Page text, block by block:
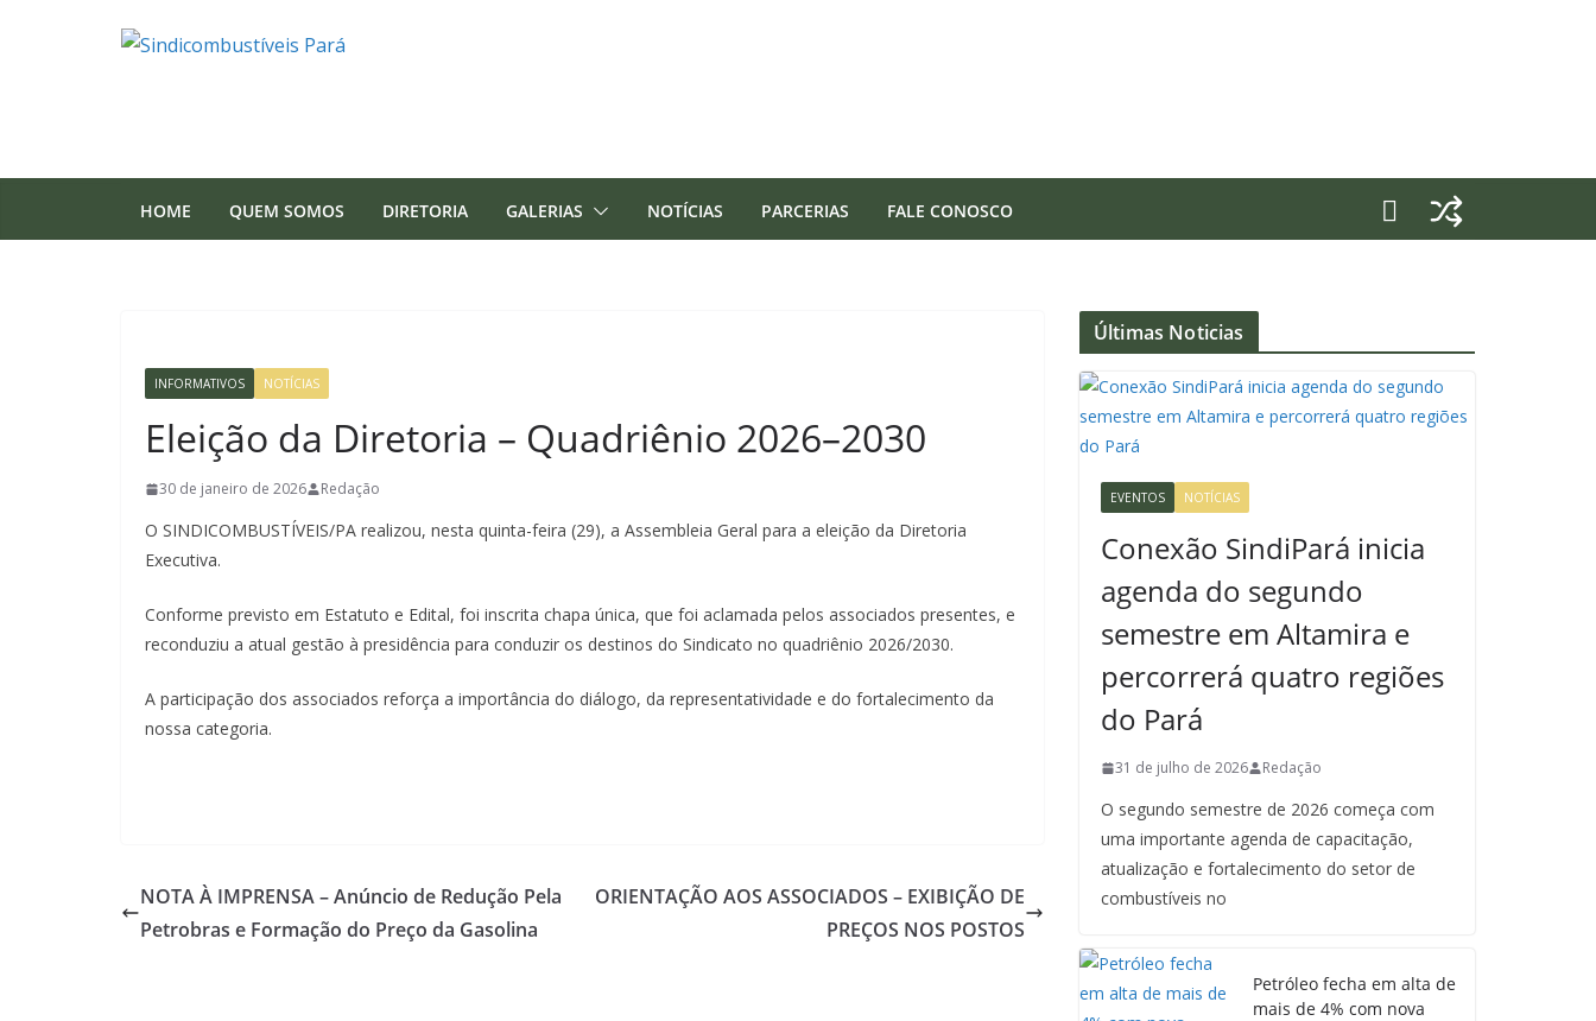
HOME QUEM SOMOS DIRETORIA GALERIAS NOTÍCIAS PARCERIAS FALE CONOSCO
INFORMATIVOS NOTÍCIAS
Eleição da Diretoria – Quadriênio 2026–2030
30 de janeiro de 2026 Redação
O SINDICOMBUSTÍVEIS/PA realizou, nesta quinta-feira (29), a Assembleia Geral para a eleição da Diretoria
Executiva.
Conforme previsto em Estatuto e Edital, foi inscrita chapa única, que foi aclamada pelos associados presentes, e
reconduziu a atual gestão à presidência para conduzir os destinos do Sindicato no quadriênio 2026/2030.
A participação dos associados reforça a importância do diálogo, da representatividade e do fortalecimento da
nossa categoria.
NOTA À IMPRENSA – Anúncio de Redução Pela
Petrobras e Formação do Preço da Gasolina
ORIENTAÇÃO AOS ASSOCIADOS – EXIBIÇÃO DE
PREÇOS NOS POSTOS
Últimas Noticias
EVENTOS NOTÍCIAS
Conexão SindiPará inicia
agenda do segundo
semestre em Altamira e
percorrerá quatro regiões
do Pará
31 de julho de 2026 Redação
O segundo semestre de 2026 começa com
uma importante agenda de capacitação,
atualização e fortalecimento do setor de
combustíveis no
Petróleo fecha em alta de
mais de 4% com nova